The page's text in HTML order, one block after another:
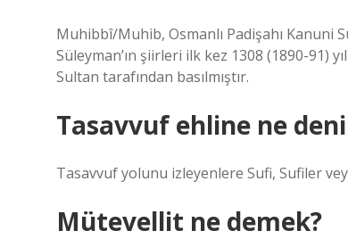
Muhibbî/Muhib, Osmanlı Padişahı Kanuni
Süleyman’ın şiirleri ilk kez 1308 (1890-91)
Sultan tarafından basılmıştır.
Tasavvuf ehline ne
Tasavvuf yolunu izleyenlere Sufi, Sufiler
Mütevellit ne demek?